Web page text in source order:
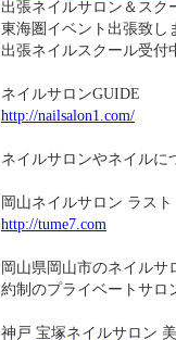
出張ネイルサロン＆スク
東海圏イベント出張致し
出張ネイルスクール受付
ネイルサロンGUIDE
http://nailsalon1.com/
ネイルサロンやネイルに
岡山ネイルサロン ラスト
http://tume7.com
岡山県岡山市のネイル
約制のプライベートサロ
神戸 宝塚ネイルサロン